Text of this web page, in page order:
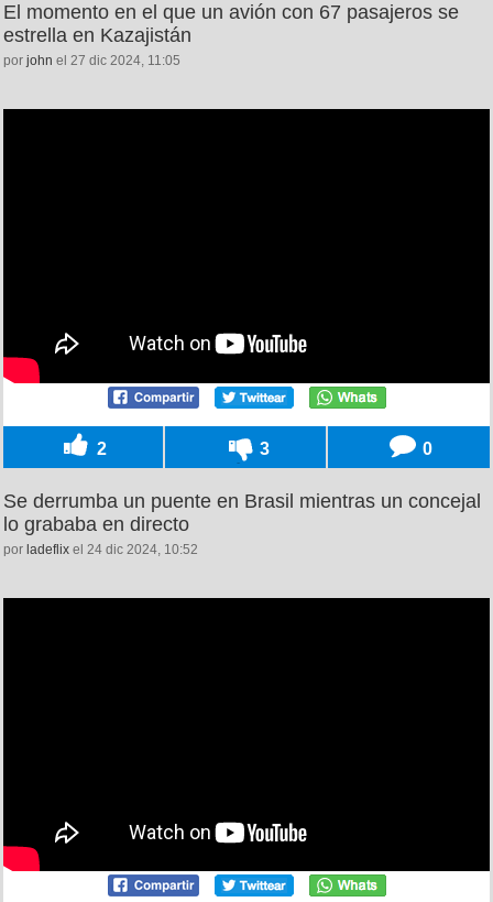
El momento en el que un avión con 67 pasajeros se
estrella en Kazajistán
por john el 27 dic 2024, 11:05
2 3 0
Se derrumba un puente en Brasil mientras un concejal
lo grababa en directo
por ladeflix el 24 dic 2024, 10:52